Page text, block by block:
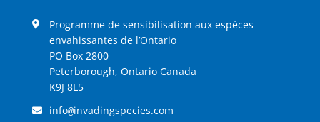
Programme de sensibilisation aux espèces
envahissantes de l’Ontario
PO Box 2800
Peterborough, Ontario Canada
K9J 8L5
info@invadingspecies.com